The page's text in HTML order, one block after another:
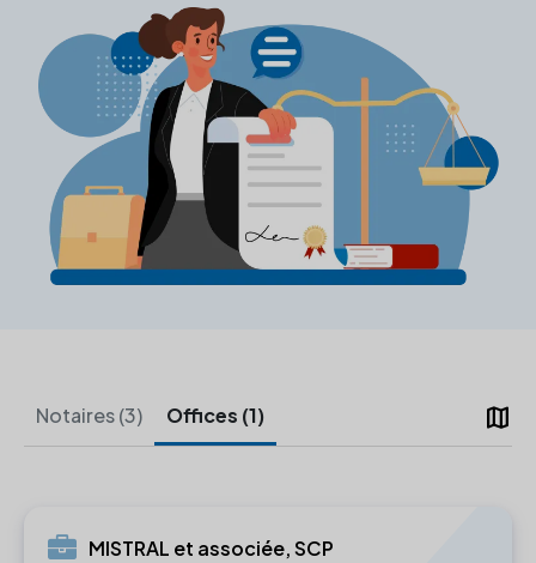
map
Notaires (3) Offices (1)
MISTRAL et associée, SCP